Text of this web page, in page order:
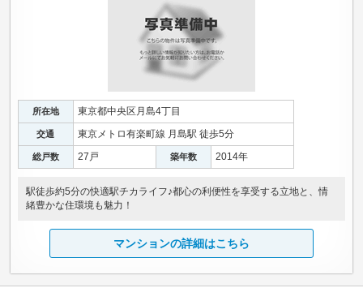
所在地 東京都中央区月島4丁目
交通 東京メトロ有楽町線 月島駅 徒歩5分
総戸数 27戸 築年数 2014年
駅徒歩約5分の快適駅チカライフ♪都心の利便性を享受する立地と、情
緒豊かな住環境も魅力！
マンションの詳細はこちら